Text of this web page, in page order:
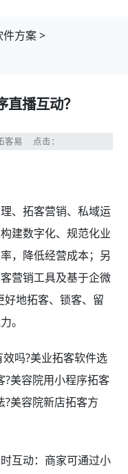
件方案>
播互动？
客易 点击：
、拓客营销、私域运
建数字化、规范化业
，降低经营成本；另
营销工具及基于企微
地拓客、锁客、留
。
吗?美业拓客软件选
?美容院用小程序拓客
?美容院新店拓客方
互动：商家可通过小